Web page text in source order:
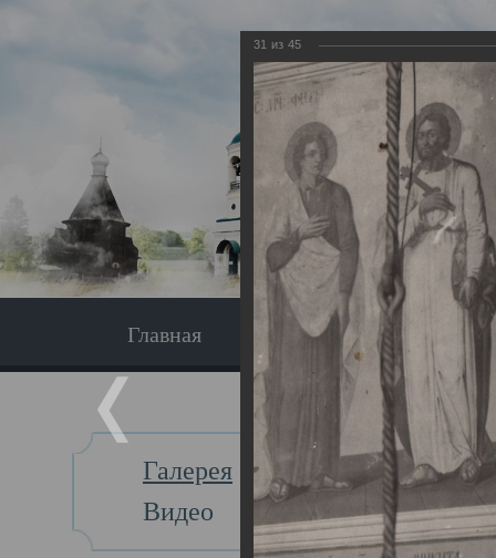
Главная Экскурсия
Галерея
Видео
Главная
31 из 45